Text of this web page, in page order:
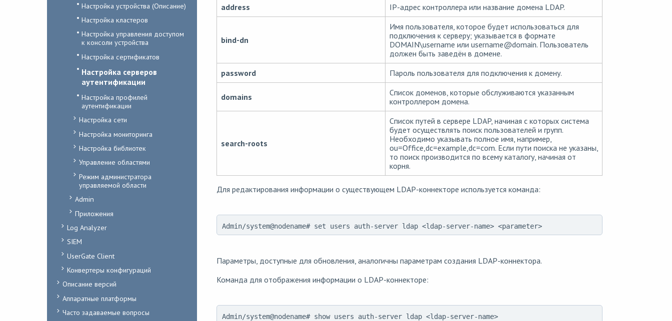
Настройка устройства (Описание)
Настройка кластеров
Настройка управления доступом
к консоли устройства
Настройка сертификатов
Настройка серверов
аутентификации
Настройка профилей
аутентификации
Настройка сети
Настройка мониторинга
Настройка библиотек
Управление областями
Режим администратора
управляемой области
Admin
Приложения
Log Analyzer
SIEM
UserGate Client
Конвертеры конфигураций
Описание версий
Аппаратные платформы
Часто задаваемые вопросы
address IP-адрес контроллера или название домена LDAP.
bind-dn
Имя пользователя, которое будет использоваться для
подключения к серверу; указывается в формате
DOMAIN\username или username@domain. Пользователь
должен быть заведён в домене.
password
Пароль пользователя для подключения к домену.
domains
Список доменов, которые обслуживаются указанным
контроллером домена.
search-roots
Список путей в сервере LDAP, начиная с которых система
будет осуществлять поиск пользователей и групп.
Необходимо указывать полное имя, например,
ou=Office,dc=example,dc=com. Если пути поиска не указаны,
то поиск производится по всему каталогу, начиная от
корня.
Для редактирования информации о существующем LDAP-коннекторе используется команда:
Admin/system@nodename# set users auth-server ldap <ldap-server-name> <parameter>
Параметры, доступные для обновления, аналогичны параметрам создания LDAP-коннектора.
Команда для отображения информации о LDAP-коннекторе:
Admin/system@nodename# show users auth-server ldap <ldap-server-name>